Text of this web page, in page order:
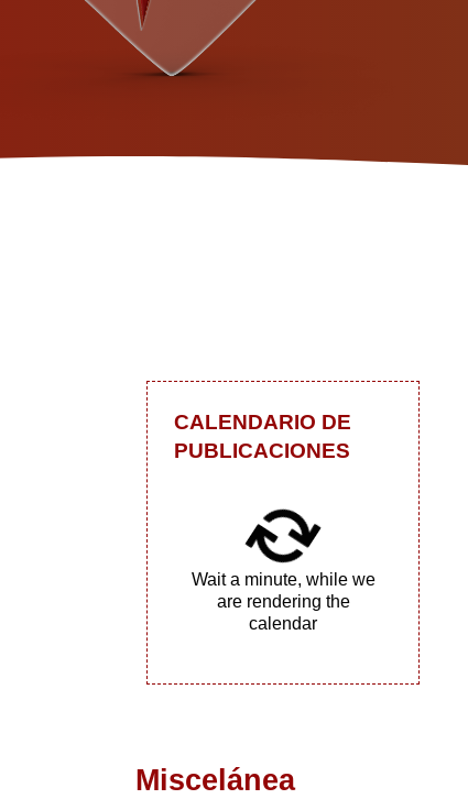
CALENDARIO DE
PUBLICACIONES
Wait a minute, while we
are rendering the
calendar
Miscelánea